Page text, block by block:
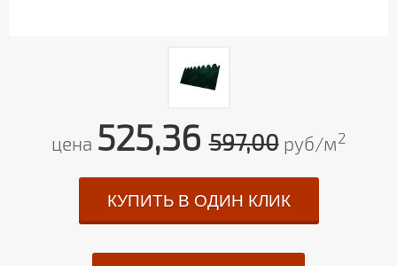
цена 525,36597,00руб/м2
КУПИТЬ В ОДИН КЛИК